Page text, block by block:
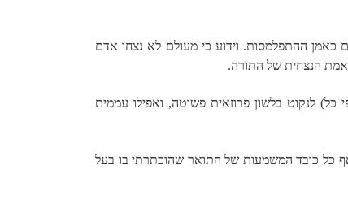
ההתפלמסות. וידוע כי מעולם לא נצחו אדם
הנצחית של התורה.
לנקוט בלשון פרוזאית פשוטה, ואפילו עממית
כל כובד המשמעות של התואר שהוכתרתי בו בעל